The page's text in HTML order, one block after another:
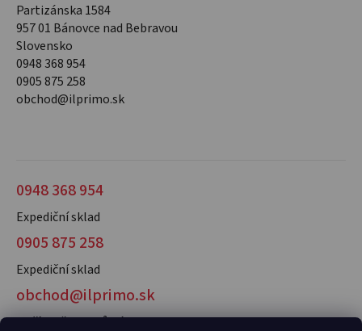
Partizánska 1584
957 01 Bánovce nad Bebravou
Slovensko
0948 368 954
0905 875 258
obchod@ilprimo.sk
0948 368 954
Expediční sklad
0905 875 258
Expediční sklad
obchod@ilprimo.sk
V případě dotazů nás kontaktujte